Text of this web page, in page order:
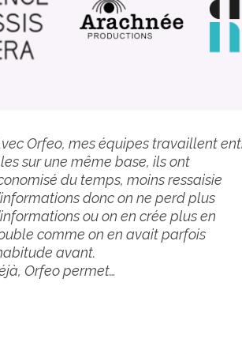
je n'ai pas mis en
il était déjà utilisé à mon arrivée
Folies. J'ai appris à l'utiliser et me suis
vite adaptée à ses
fonctionnalités, très utiles sur
Diffusion.
beaucoup l'annuaire pour